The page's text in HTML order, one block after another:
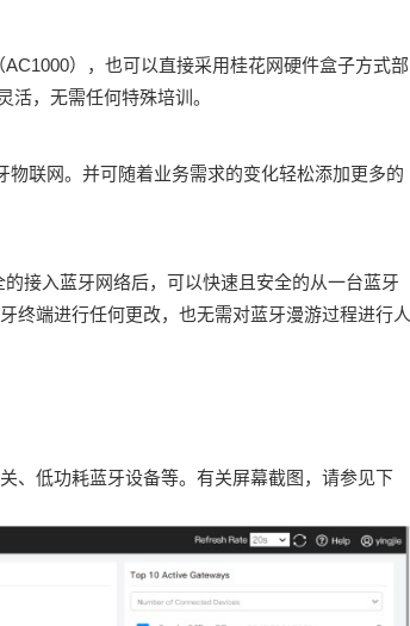
AC1000），也可以直接采用桂花网硬件盒子方式部
活，无需任何特殊培训。
物联网。并可随着业务需求的变化轻松添加更多的
的接入蓝牙网络后，可以快速且安全的从一台蓝牙
终端进行任何更改，也无需对蓝牙漫游过程进行人
、低功耗蓝牙设备等。有关屏幕截图，请参见下